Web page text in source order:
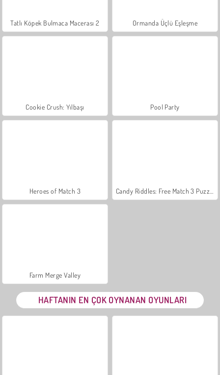
Tatlı Köpek Bulmaca Macerası 2 Ormanda Üçlü Eşleşme
Cookie Crush: Yılbaşı Pool Party
Heroes of Match 3
Farm Merge Valley
HAFTANIN EN ÇOK OYNANAN OYUNLARI